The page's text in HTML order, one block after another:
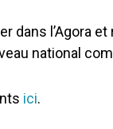
dans l’Agora
national
ici.